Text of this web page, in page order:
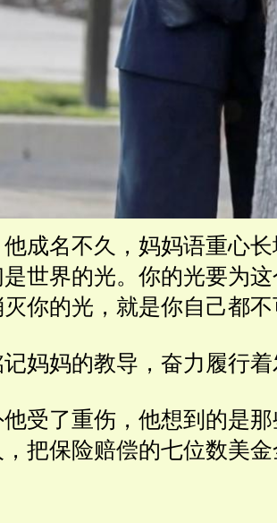
成名不久，妈妈语重心
世界的光。你的光要为
你的光，就是你自己都不
妈妈的教导，奋力履行
受了重伤，他想到的是
把保险赔偿的七位数美